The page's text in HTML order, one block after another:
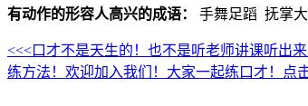
有动作的形容人高兴的成语： 手舞足蹈 抚掌
<<<口才不是天生的！也不是听老师讲课听出
练方法！欢迎加入我们！大家一起练口才！点